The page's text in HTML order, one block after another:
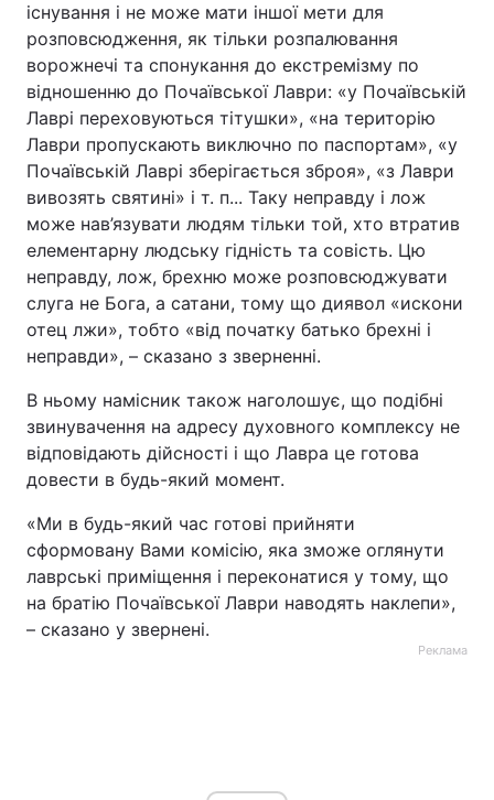
існування і не може мати іншої мети для
розповсюдження, як тільки розпалювання
ворожнечі та спонукання до екстремізму по
відношенню до Почаївської Лаври: «у Почаївській
Лаврі переховуються тітушки», «на територію
Лаври пропускають виключно по паспортам», «у
Почаївській Лаврі зберігається зброя», «з Лаври
вивозять святині» і т. п... Таку неправду і лож
може нав’язувати людям тільки той, хто втратив
елементарну людську гідність та совість. Цю
неправду, лож, брехню може розповсюджувати
слуга не Бога, а сатани, тому що диявол «искони
отец лжи», тобто «від початку батько брехні і
неправди», – сказано з зверненні.
В ньому намісник також наголошує, що подібні
звинувачення на адресу духовного комплексу не
відповідають дійсності і що Лавра це готова
довести в будь-який момент.
«Ми в будь-який час готові прийняти
сформовану Вами комісію, яка зможе оглянути
лаврські приміщення і переконатися у тому, що
на братію Почаївської Лаври наводять наклепи»,
– сказано у звернені.
Реклама